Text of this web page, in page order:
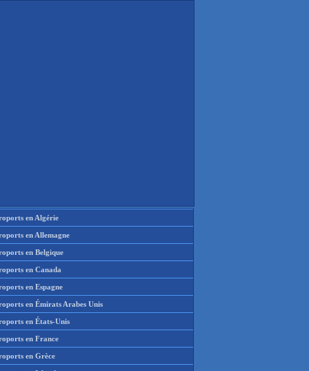
en Algérie
en Allemagne
en Belgique
en Canada
en Espagne
en Émirats Arabes Unis
en États-Unis
en France
en Grèce